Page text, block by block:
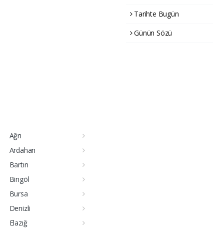
Ağrı
Ardahan
Bartın
Bingöl
Bursa
Denizli
Elazığ
Tarihte Bugün
Günün Sözü